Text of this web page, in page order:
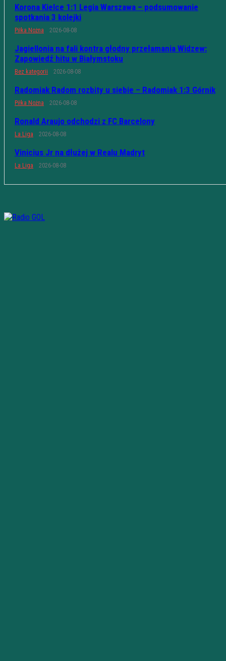
Korona Kielce 1:1 Legia Warszawa – podsumowanie
spotkania 3 kolejki
Piłka Nożna 2026-08-08
Jagiellonia na fali kontra głodny przełamania Widzew:
Zapowiedź hitu w Białymstoku
Bez kategorii 2026-08-08
Radomiak Radom rozbity u siebie – Radomiak 1:3 Górnik
Piłka Nożna 2026-08-08
Ronald Araujo odchodzi z FC Barcelony
La Liga 2026-08-08
Vinicius Jr na dłużej w Realu Madryt
La Liga 2026-08-08